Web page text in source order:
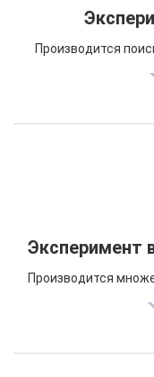
Производится
Эксперимент
Производится